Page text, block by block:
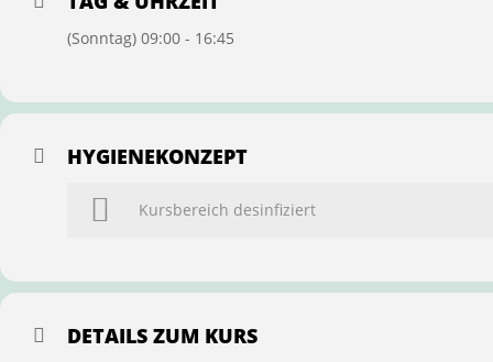
(Sonntag) 09:00 - 16:45
HYGIENEKONZEPT
Kursbereich desinfiziert
DETAILS ZUM KURS